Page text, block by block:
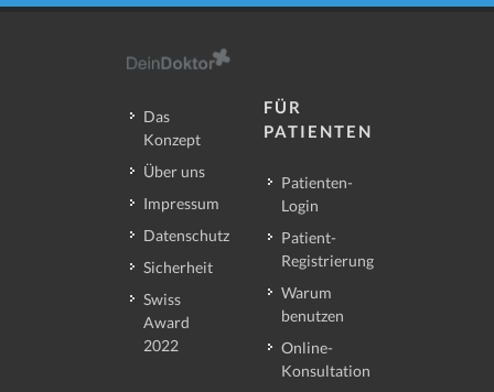
Das
Konzept
Über uns
Impressum
Datenschutz
Sicherheit
Swiss
Award
2022
FÜR
PATIENTEN
Patienten-
Login
Patient-
Registrierung
Warum
benutzen
Online-
Konsultation